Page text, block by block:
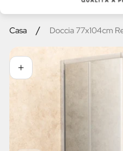
Casa / Doccia 77x104cm